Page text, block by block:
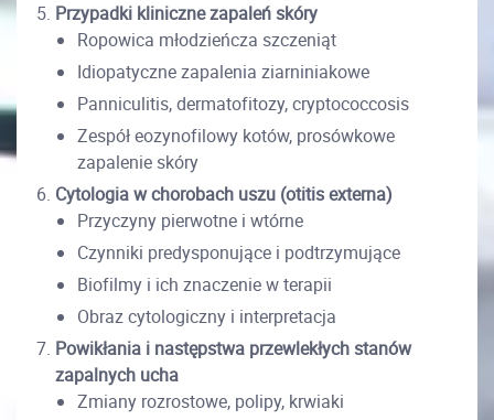
Przypadki kliniczne zapaleń skóry
Ropowica młodzieńcza szczeniąt
Idiopatyczne zapalenia ziarniniakowe
Panniculitis, dermatofitozy, cryptococcosis
Zespół eozynofilowy kotów, prosówkowe
zapalenie skóry
Cytologia w chorobach uszu (otitis externa)
Przyczyny pierwotne i wtórne
Czynniki predysponujące i podtrzymujące
Biofilmy i ich znaczenie w terapii
Obraz cytologiczny i interpretacja
Powikłania i następstwa przewlekłych stanów
zapalnych ucha
Zmiany rozrostowe, polipy, krwiaki